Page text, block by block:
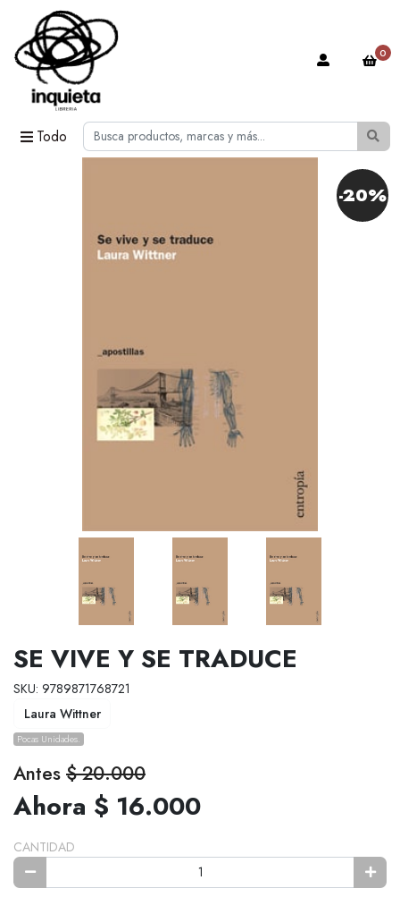
Todo
0
-20%
SE VIVE Y SE TRADUCE
SKU: 9789871768721
Laura Wittner
Pocas Unidades.
Antes $ 20.000
Ahora $ 16.000
CANTIDAD